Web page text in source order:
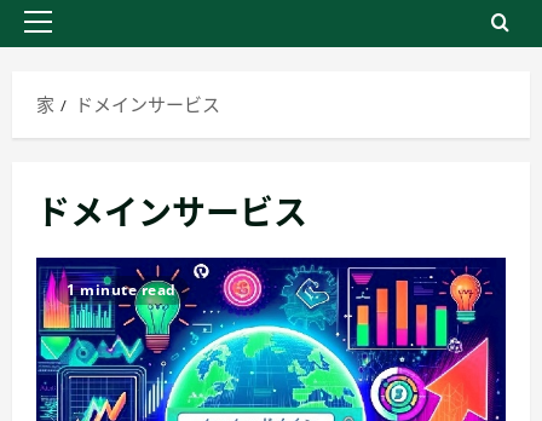
プ
イ
メ
ュ
ー
家 ドメインサービス
ドメインサービス
1 minute read